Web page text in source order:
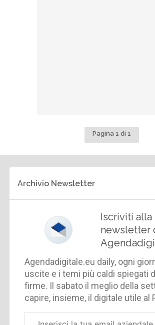
Pagina 1 di 1
Archivio Newsletter
Iscriviti alla
newsletter
Agendadigitale.eu daily, ogni
uscite e i temi più caldi spiegati
firme. Il sabato il meglio della
capire, insieme, il digitale utile al